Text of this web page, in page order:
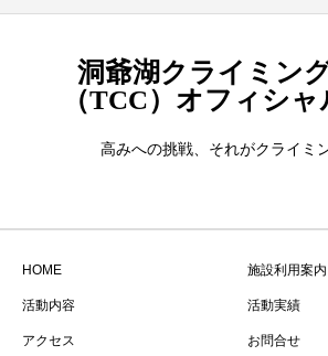
洞爺湖クライミン
（TCC）オフィシ
高みへの挑戦、それがクライミ
HOME 施設利用案内
活動内容 活動実績
アクセス お問合せ